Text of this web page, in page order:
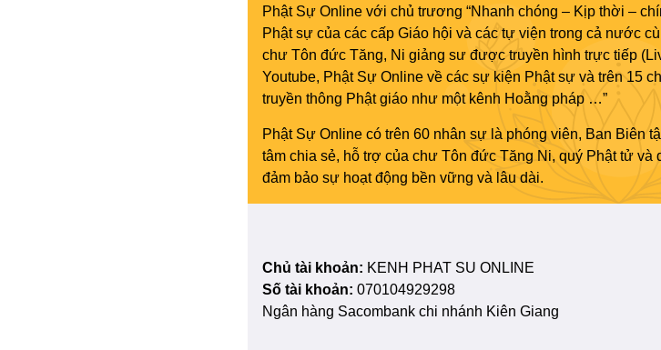
Phật Sự Online với chủ trương “Nhanh chóng – Kịp thời –
Phật sự của các cấp Giáo hội và các tự viện trong cả nước
chư Tôn đức Tăng, Ni giảng sư được truyền hình trực tiếp
Youtube, Phật Sự Online về các sự kiện Phật sự và trên 15
truyền thông Phật giáo như một kênh Hoằng pháp …”
Phật Sự Online có trên 60 nhân sự là phóng viên, Ban Biên
tâm chia sẻ, hỗ trợ của chư Tôn đức Tăng Ni, quý Phật tử
đảm bảo sự hoạt động bền vững và lâu dài.
Chủ tài khoản: KENH PHAT SU ONLINE
Số tài khoản: 070104929298
Ngân hàng Sacombank chi nhánh Kiên Giang